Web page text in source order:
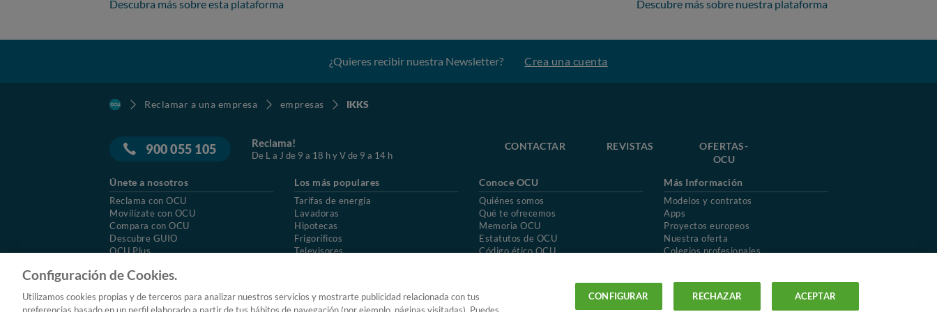
Descubra más sobre esta plataforma Descubre más sobre nuestra plataforma
¿Quieres recibir nuestra Newsletter? Crea una cuenta
Reclamar a una empresa empresas IKKS
900 055 105 Reclama!
De L a J de 9 a 18 h y V de 9 a 14 h
CONTACTAR REVISTAS
OFERTAS-
OCU
Únete a nosotros
Reclama con OCU
Movilízate con OCU
Compara con OCU
Descubre GUIO
OCU Plus
Los más populares
Tarifas de energía
Lavadoras
Hipotecas
Frigoríficos
Televisores
Conoce OCU
Quiénes somos
Qué te ofrecemos
Memoria OCU
Estatutos de OCU
Código ético OCU
Más Información
Modelos y contratos
Apps
Proyectos europeos
Nuestra oferta
Colegios profesionales
Uso del nombre y de los signos de OCU
Aviso Legal
Política de cookies
Configuración de Cookies.
Utilizamos cookies propias y de terceros para analizar nuestros servicios y mostrarte publicidad relacionada con tus
CONFIGURAR RECHAZAR ACEPTAR